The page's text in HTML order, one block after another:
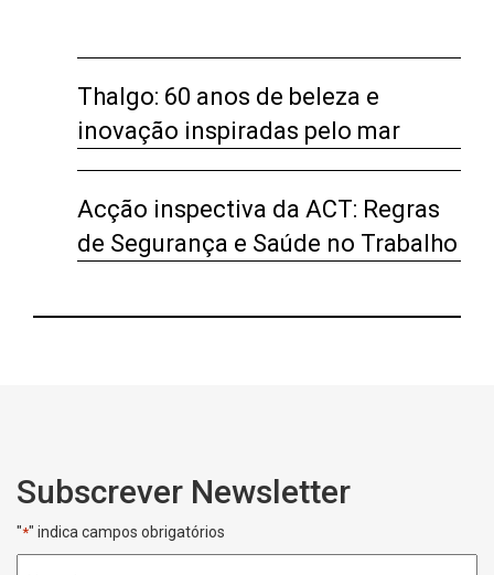
Thalgo: 60 anos de beleza e
inovação inspiradas pelo mar
Acção inspectiva da ACT: Regras
de Segurança e Saúde no Trabalho
Subscrever Newsletter
"*" indica campos obrigatórios